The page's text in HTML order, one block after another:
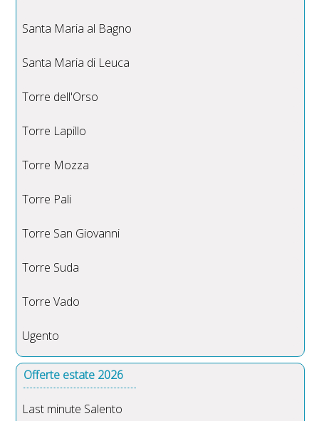
Santa Maria al Bagno
Santa Maria di Leuca
Torre dell'Orso
Torre Lapillo
Torre Mozza
Torre Pali
Torre San Giovanni
Torre Suda
Torre Vado
Ugento
Offerte estate 2026
Last minute Salento